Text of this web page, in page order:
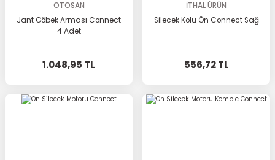
OTOSAN
Jant Göbek Arması Connect
4 Adet
1.048,95 TL
İTHAL ÜRÜN
Silecek Kolu Ön Connect Sağ
556,72 TL